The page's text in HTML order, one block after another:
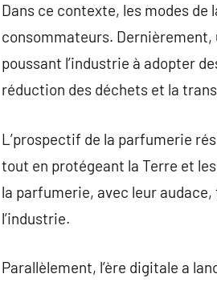
Dans ce contexte, les modes
consommateurs. Dernièrement,
poussant l’industrie à adopter
réduction des déchets et la
L’prospectif de la parfumerie
tout en protégeant la Terre et
la parfumerie, avec leur
l’industrie.
Parallèlement, l’ère digitale a